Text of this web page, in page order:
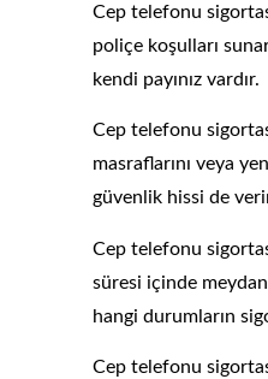
Cep telefonu
poliçe koşulları
kendi payınız vardır.
Cep telefonu
masraflarını veya
güvenlik hissi de
Cep telefonu
süresi içinde
hangi durumların
Cep telefonu